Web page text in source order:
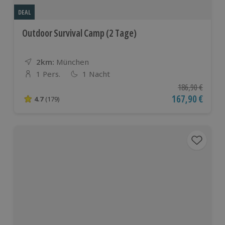
DEAL
Outdoor Survival Camp (2 Tage)
2km: Entfernung
Standort
München
Anzahl der Teilnehmer
1 Pers. 1 Nacht
4.7 von 5 Sternen basierend auf 179 Bewertungen
4.7 (179)
Ursprünglicher
186,90 €
Aktueller Preis
167,90 €